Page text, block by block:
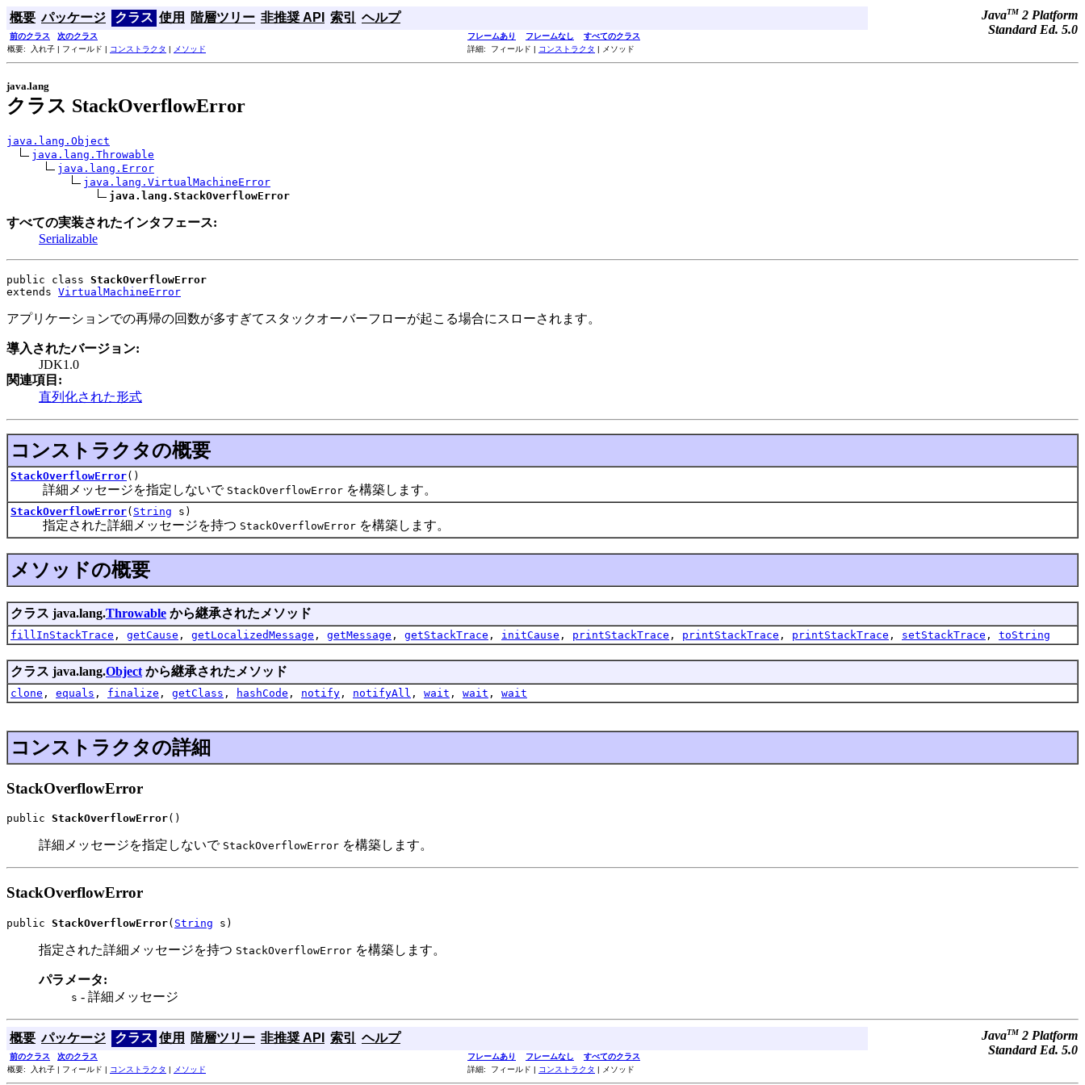
概要 パッケージ クラス 使用 階層ツリー 非推奨 API 索引 ヘルプ JavaTM 2 Platform
Standard Ed. 5.0
前のクラス 次のクラス フレームあり フレームなし
すべてのクラス
概要: 入れ子 | フィールド | コンストラクタ | メソッド 詳細: フィールド | コンストラクタ | メソッド
java.lang
クラス StackOverflowError
java.lang.Object
java.lang.Throwable
java.lang.Error
java.lang.VirtualMachineError
java.lang.StackOverflowError
すべての実装されたインタフェース:
Serializable
public class StackOverflowError
extends VirtualMachineError
アプリケーションでの再帰の回数が多すぎてスタックオーバーフローが起こる場合にスローされます。
導入されたバージョン:
JDK1.0
関連項目:
直列化された形式
コンストラクタの概要
StackOverflowError()
詳細メッセージを指定しないで StackOverflowError を構築します。
StackOverflowError( String s)
指定された詳細メッセージを持つ StackOverflowError を構築します。
メソッドの概要
クラス java.lang.Throwable から継承されたメソッド
fillInStackTrace , getCause , getLocalizedMessage , getMessage , getStackTrace , initCause , printStackTrace , printStackTrace , printStackTrace , setStackTrace , toString
クラス java.lang.Object から継承されたメソッド
clone , equals , finalize , getClass , hashCode , notify , notifyAll , wait , wait , wait
コンストラクタの詳細
StackOverflowError
public StackOverflowError()
詳細メッセージを指定しないで StackOverflowError を構築します。
StackOverflowError
public StackOverflowError( String s)
指定された詳細メッセージを持つ StackOverflowError を構築します。
パラメータ:
s - 詳細メッセージ
概要 パッケージ クラス 使用 階層ツリー 非推奨 API 索引 ヘルプ JavaTM 2 Platform
Standard Ed. 5.0
前のクラス 次のクラス フレームあり フレームなし
すべてのクラス
概要: 入れ子 | フィールド | コンストラクタ | メソッド 詳細: フィールド | コンストラクタ | メソッド